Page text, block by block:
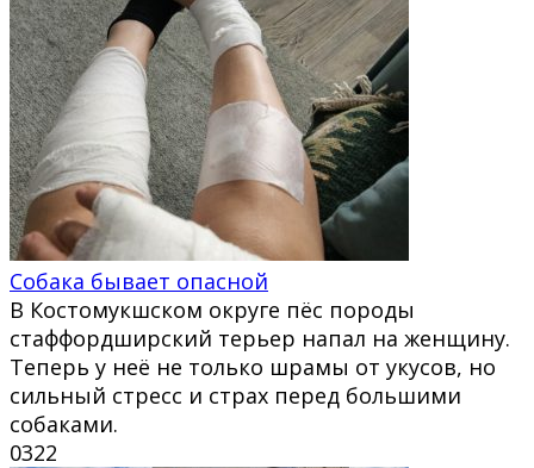
Собака бывает опасной
В Костомукшском округе пёс породы
стаффордширский терьер напал на женщину.
Теперь у неё не только шрамы от укусов, но
сильный стресс и страх перед большими
собаками.
0322